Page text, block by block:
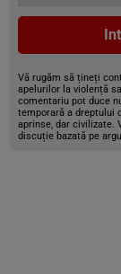
Vă rugăm să țineți
apelurilor la violență
comentariu pot duce
temporară a dreptului
aprinse, dar civilizate.
discuție bazată pe